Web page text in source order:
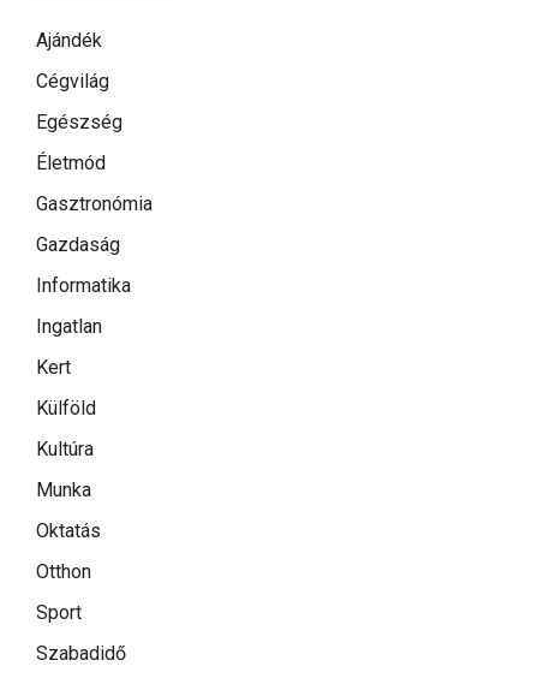
Ajándék
Cégvilág
Egészség
Életmód
Gasztronómia
Gazdaság
Informatika
Ingatlan
Kert
Külföld
Kultúra
Munka
Oktatás
Otthon
Sport
Szabadidő